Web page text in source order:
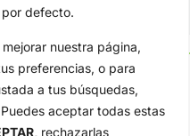
defecto.
nuestra página,
preferencias, o para
a tus búsquedas,
aceptar todas estas
rechazarlas